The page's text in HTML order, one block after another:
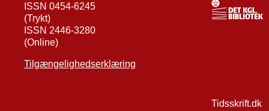
ISSN 0454-6245
(Trykt)
ISSN 2446-3280
(Online)
Tilgængelighedserklæring